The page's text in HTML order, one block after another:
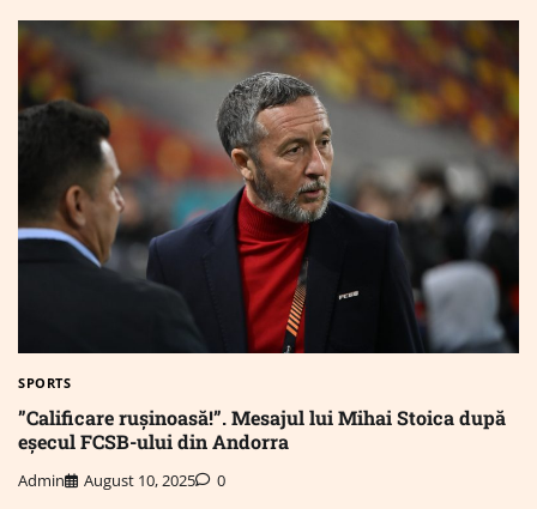
SPORTS
”Calificare rușinoasă!”. Mesajul lui Mihai Stoica după
eșecul FCSB-ului din Andorra
Admin August 10, 2025 0